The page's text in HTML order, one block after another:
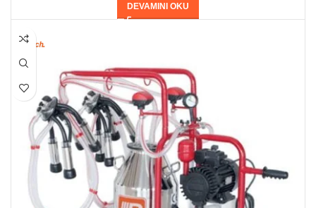
DEVAMINI OKU